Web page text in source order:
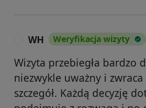
WH Weryfikacja wizyty
Wizyta przebiegła bardzo
niezwykle uważny i
szczegół. Każdą decyzję